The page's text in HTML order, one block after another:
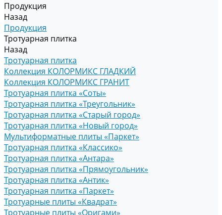
Продукция
Назад
Продукция
Тротуарная плитка
Назад
Тротуарная плитка
Коллекция КОЛОРМИКС ГЛАДКИЙ
Коллекция КОЛОРМИКС ГРАНИТ
Тротуарная плитка «Соты»
Тротуарная плитка «Треугольник»
Тротуарная плитка «Старый город»
Тротуарная плитка «Новый город»
Мультиформатные плиты «Паркет»
Тротуарная плитка «Классико»
Тротуарная плитка «Антара»
Тротуарная плитка «Прямоугольник»
Тротуарная плитка «Антик»
Тротуарная плитка «Паркет»
Тротуарные плиты «Квадрат»
Тротуарные плиты «Оригами»